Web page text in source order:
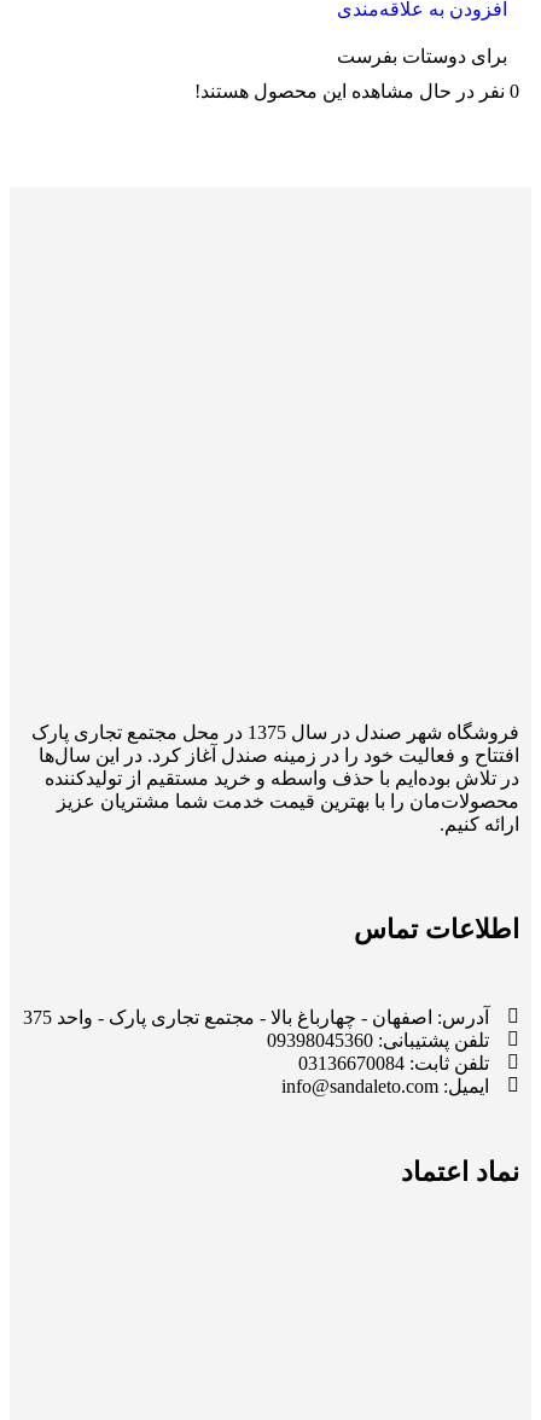
افزودن به علاقه‌مندی
برای دوستات بفرست
0 نفر در حال مشاهده این محصول هستند!
فروشگاه شهر صندل در سال 1375 در محل مجتمع تجاری پارک
افتتاح و فعالیت خود را در زمینه صندل آغاز کرد. در این سال‌ها
در تلاش بوده‌ایم با حذف واسطه و خرید مستقیم از تولیدکننده
محصولات‌مان را با بهترین قیمت خدمت شما مشتریان عزیز
ارائه کنیم.
اطلاعات تماس
آدرس: اصفهان - چهارباغ بالا - مجتمع تجاری پارک - واحد 375
تلفن پشتیبانی: 09398045360
تلفن ثابت: 03136670084
ایمیل: info@sandaleto.com
نماد اعتماد